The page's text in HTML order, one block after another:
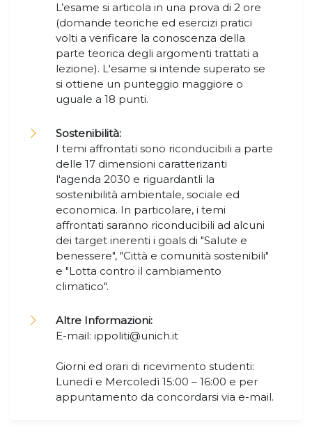
L’esame si articola in una prova di 2 ore
(domande teoriche ed esercizi pratici
volti a verificare la conoscenza della
parte teorica degli argomenti trattati a
lezione). L'esame si intende superato se
si ottiene un punteggio maggiore o
uguale a 18 punti.
Sostenibilità:
I temi affrontati sono riconducibili a parte
delle 17 dimensioni caratterizanti
l'agenda 2030 e riguardantli la
sostenibilità ambientale, sociale ed
economica. In particolare, i temi
affrontati saranno riconducibili ad alcuni
dei target inerenti i goals di "Salute e
benessere", "Città e comunità sostenibili"
e "Lotta contro il cambiamento
climatico".
Altre Informazioni:
E-mail: ippoliti@unich.it
Giorni ed orari di ricevimento studenti:
Lunedì e Mercoledì 15:00 – 16:00 e per
appuntamento da concordarsi via e-mail.